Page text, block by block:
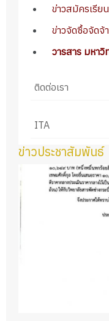
ข่าวสมัครเรียน
ข่าวจัดซื้อจัดจ้
วารสาร มหาวิ
ติดต่อเรา
ITA
ข่าวประชาสัมพันธ์